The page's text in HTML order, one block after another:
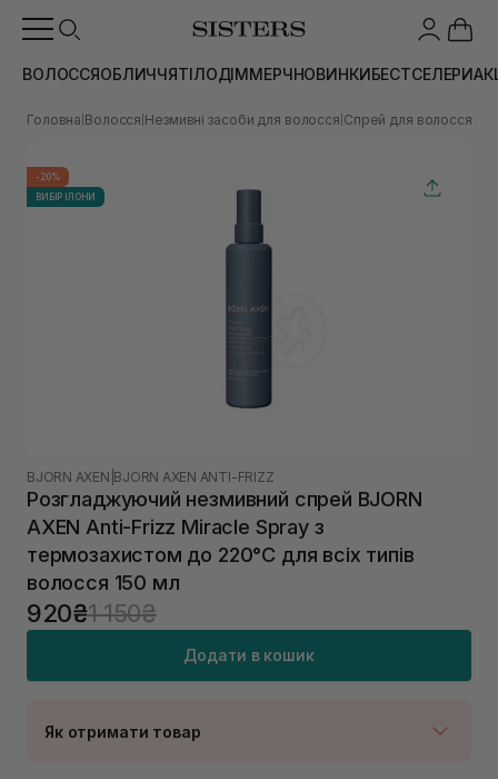
ВОЛОССЯОБЛИЧЧЯТІЛОДІММЕРЧНОВИНКИБЕСТСЕЛЕРИ
Головна Волосся Незмивні засоби для волосся Спрей для волосся
-20%
ВИБІР ІЛОНИ
BJORN AXEN BJORN AXEN ANTI-FRIZZ
Розгладжуючий незмивний спрей BJORN
AXEN Anti-Frizz Miracle Spray з
термозахистом до 220°C для всіх типів
волосся 150 мл
920₴1 150₴
Додати в кошик
Як отримати товар